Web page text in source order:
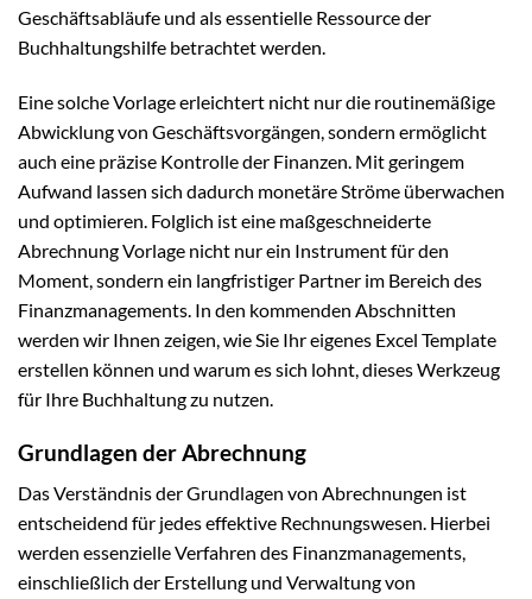
Geschäftsabläufe und als essentielle Ressource der
Buchhaltungshilfe betrachtet werden.
Eine solche Vorlage erleichtert nicht nur die routinemäßige
Abwicklung von Geschäftsvorgängen, sondern ermöglicht
auch eine präzise Kontrolle der Finanzen. Mit geringem
Aufwand lassen sich dadurch monetäre Ströme überwachen
und optimieren. Folglich ist eine maßgeschneiderte
Abrechnung Vorlage nicht nur ein Instrument für den
Moment, sondern ein langfristiger Partner im Bereich des
Finanzmanagements. In den kommenden Abschnitten
werden wir Ihnen zeigen, wie Sie Ihr eigenes Excel Template
erstellen können und warum es sich lohnt, dieses Werkzeug
für Ihre Buchhaltung zu nutzen.
Grundlagen der Abrechnung
Das Verständnis der Grundlagen von Abrechnungen ist
entscheidend für jedes effektive Rechnungswesen. Hierbei
werden essenzielle Verfahren des Finanzmanagements,
einschließlich der Erstellung und Verwaltung von